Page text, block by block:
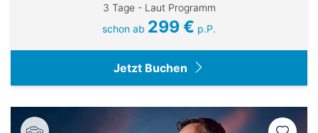
3 Tage - Laut Programm
schon ab 299 € p.P.
Jetzt Buchen